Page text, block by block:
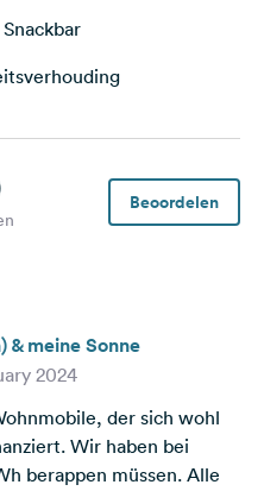
Beoordelen
& meine Sonne
2024
der sich wohl
Wir haben bei
berappen müssen. Alle